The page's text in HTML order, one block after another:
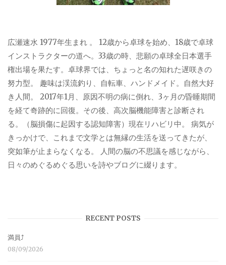
広瀬速水 1977年生まれ 。 12歳から卓球を始め、18歳で卓球
インストラクターの道へ。33歳の時、悲願の卓球全日本選手
権出場を果たす。卓球界では、ちょっと名の知れた遅咲きの
努力型。 趣味は渓流釣り、自転車、ハンドメイド。自然大好
き人間。 2017年1月、原因不明の病に倒れ、3ヶ月の昏睡期間
を経て奇跡的に回復。その後、高次脳機能障害と診断され
る。（脳損傷に起因する認知障害）現在リハビリ中。 病気が
きっかけで、これまで文学とは無縁の生活を送ってきたが、
突如筆が止まらなくなる。 人間の脳の不思議を感じながら、
日々のめぐるめぐる思いを詩やブログに綴ります。
RECENT POSTS
満員⤴︎
08/09/2026